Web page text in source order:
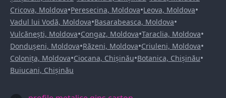
Cricova, Moldova•Peresecina, Moldova•Leova, Moldova•
Vadul lui Vodă, Moldova•Basarabeasca, Moldova•
Vulcănești, Moldova•Congaz, Moldova•Taraclia, Moldova•
Dondușeni, Moldova•Răzeni, Moldova•Criuleni, Moldova•
Colonița, Moldova•Ciocana, Chișinău•Botanica, Chișinău•
Buiucani, Chișinău